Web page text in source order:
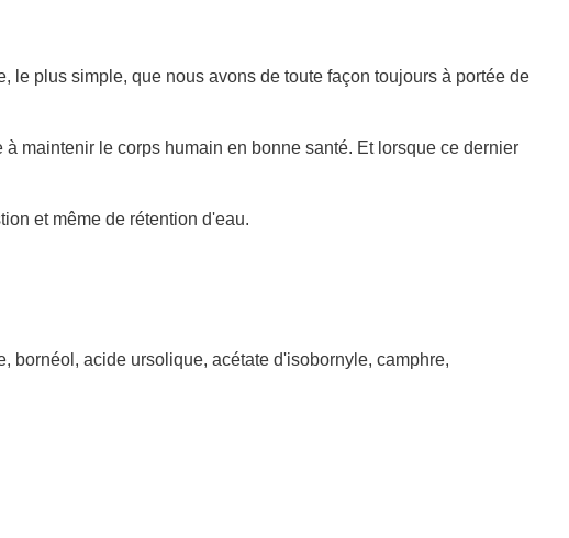
R
le plus simple, que nous avons de toute façon toujours à portée de
maintenir le corps humain en bonne santé. Et lorsque ce dernier
et même de rétention d'eau.
bornéol, acide ursolique, acétate d'isobornyle, camphre,